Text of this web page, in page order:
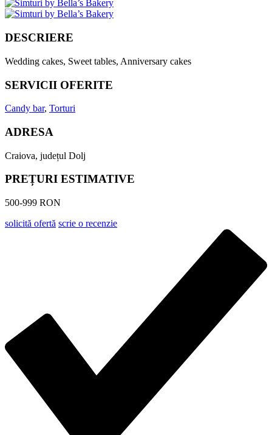
DESCRIERE
Wedding cakes, Sweet tables, Anniversary cakes
SERVICII OFERITE
Candy bar, Torturi
ADRESA
Craiova, județul Dolj
PREȚURI ESTIMATIVE
500-999 RON
solicită ofertă scrie o recenzie